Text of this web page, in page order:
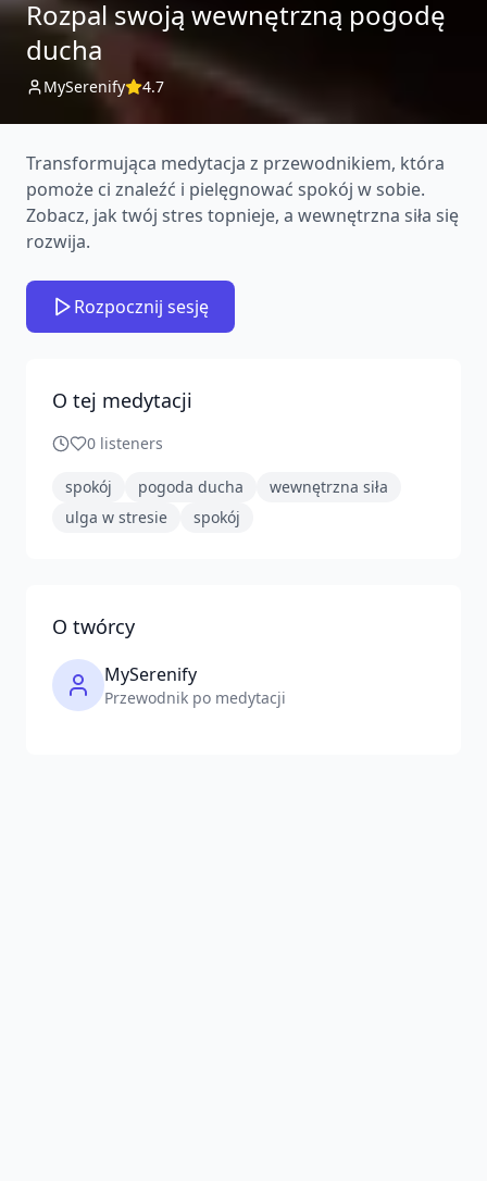
Rozpal swoją wewnętrzną pogodę
ducha
MySerenify 4.7
Transformująca medytacja z przewodnikiem, która
pomoże ci znaleźć i pielęgnować spokój w sobie.
Zobacz, jak twój stres topnieje, a wewnętrzna siła się
rozwija.
Rozpocznij sesję
O tej medytacji
0 listeners
spokój pogoda ducha
wewnętrzna siła
ulga w stresie
spokój
O twórcy
MySerenify
Przewodnik po medytacji